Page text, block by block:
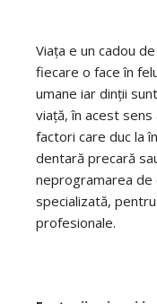
Viața e un cadou
fiecare o face în
umane iar dinții
viață, în acest
factori care duc la
dentară precară
neprogramarea de
specializată,
profesionale.